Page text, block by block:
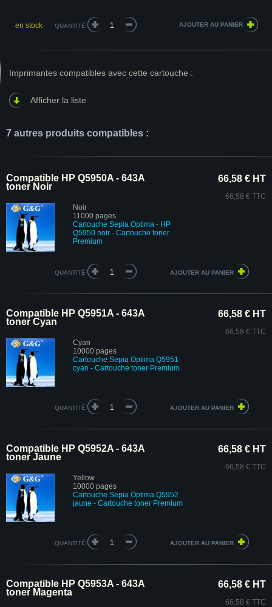
en stock QUANTITÉ
Imprimantes compatibles avec cette cartouche :
Afficher la liste
7 autres produits compatibles :
Compatible HP Q5950A - 643A
toner Noir
Noir
11000 pages
Cartouche Sepia Optima - HP
Q5950 noir - Cartouche toner
Premium
66,58 € HT
66,58 € TTC
QUANTITÉ
Compatible HP Q5951A - 643A
toner Cyan
Cyan
10000 pages
Cartouche Sepia Optima Q5951
cyan - Cartouche toner Premium
66,58 € HT
66,58 € TTC
QUANTITÉ
Compatible HP Q5952A - 643A
toner Jaune
Yellow
10000 pages
Cartouche Sepia Optima Q5952
jaune - Cartouche toner Premium
66,58 € HT
66,58 € TTC
QUANTITÉ
Compatible HP Q5953A - 643A
toner Magenta
66,58 € HT
66,58 € TTC